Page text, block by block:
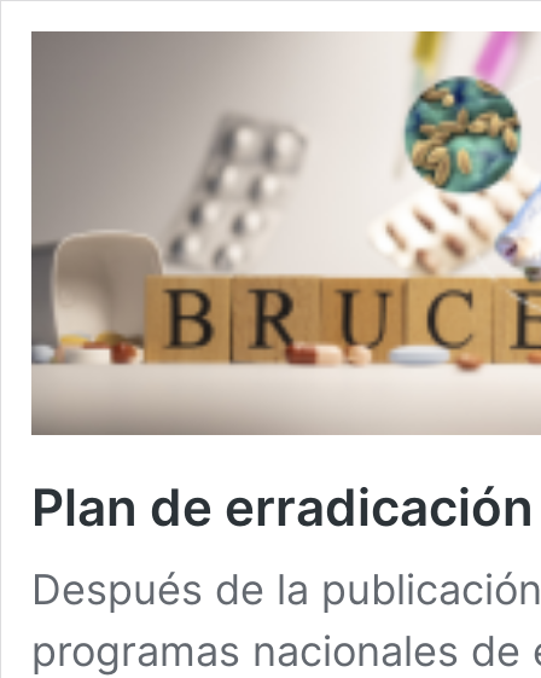
Plan de
Después de la
programas nacionales